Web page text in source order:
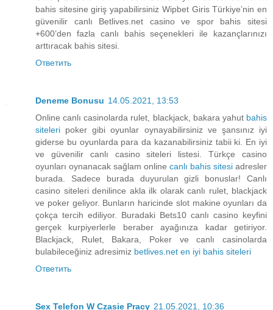
bahis sitesine giriş yapabilirsiniz Wipbet Giris Türkiye’nin en
güvenilir canlı Betlives.net casino ve spor bahis sitesi
+600’den fazla canlı bahis seçenekleri ile kazançlarınızı
arttıracak bahis sitesi.
Ответить
Deneme Bonusu 14.05.2021, 13:53
Online canlı casinolarda rulet, blackjack, bakara yahut bahis
siteleri poker gibi oyunlar oynayabilirsiniz ve şansınız iyi
giderse bu oyunlarda para da kazanabilirsiniz tabii ki. En iyi
ve güvenilir canlı casino siteleri listesi. Türkçe casino
oyunları oynanacak sağlam online canlı bahis sitesi adresler
burada. Sadece burada duyurulan gizli bonuslar! Canlı
casino siteleri denilince akla ilk olarak canlı rulet, blackjack
ve poker geliyor. Bunların haricinde slot makine oyunları da
çokça tercih ediliyor. Buradaki Bets10 canlı casino keyfini
gerçek kurpiyerlerle beraber ayağınıza kadar getiriyor.
Blackjack, Rulet, Bakara, Poker ve canlı casinolarda
bulabileceğiniz adresimiz betlives.net en iyi bahis siteleri
Ответить
Sex Telefon W Czasie Pracy 21.05.2021, 10:36